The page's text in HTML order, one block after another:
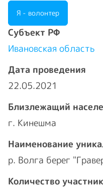
Я - волонтер
Cубъект РФ
Ивановская область
Дата проведения
22.05.2021
Близлежащий
г. Кинешма
Наименование
р. Волга берег
Количество